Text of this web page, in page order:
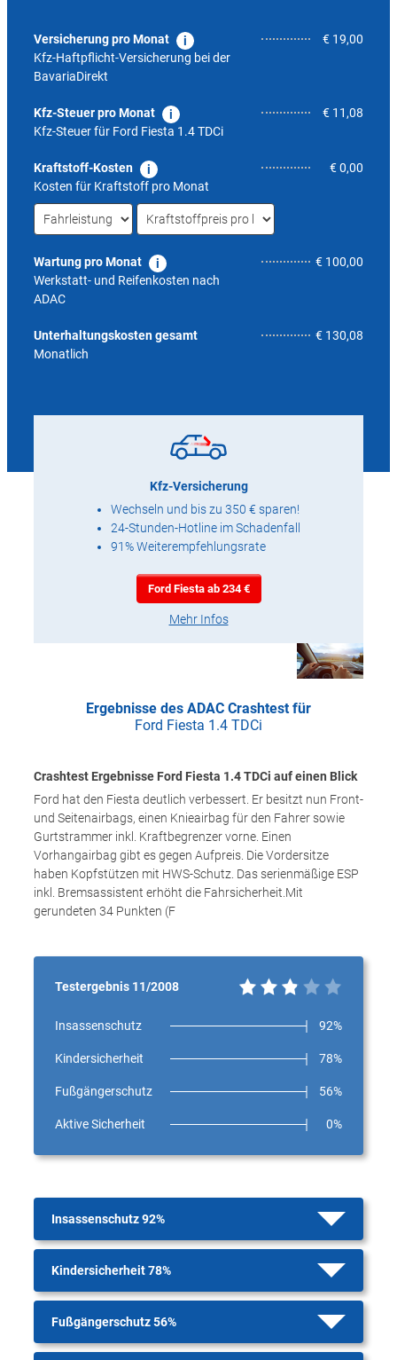
Versicherung pro Monat
Kfz-Haftpflicht-Versicherung bei der
BavariaDirekt
€ 19,00
Kfz-Steuer pro Monat
Kfz-Steuer für Ford Fiesta 1.4 TDCi
€ 11,08
Kraftstoff-Kosten
Kosten für Kraftstoff pro Monat
€ 0,00
Wartung pro Monat
Werkstatt- und Reifenkosten nach
ADAC
€ 100,00
Unterhaltungskosten gesamt
Monatlich
€ 130,08
Kfz-Versicherung
Wechseln und bis zu 350 € sparen!
24-Stunden-Hotline im Schadenfall
91% Weiterempfehlungsrate
Ford Fiesta ab 234 €
Mehr Infos
Ergebnisse des ADAC Crashtest für
Ford Fiesta 1.4 TDCi
Crashtest Ergebnisse Ford Fiesta 1.4 TDCi auf einen Blick
Ford hat den Fiesta deutlich verbessert. Er besitzt nun Front-
und Seitenairbags, einen Knieairbag für den Fahrer sowie
Gurtstrammer inkl. Kraftbegrenzer vorne. Einen
Vorhangairbag gibt es gegen Aufpreis. Die Vordersitze
haben Kopfstützen mit HWS-Schutz. Das serienmäßige ESP
inkl. Bremsassistent erhöht die Fahrsicherheit.Mit
gerundeten 34 Punkten (F
Testergebnis 11/2008
Insassenschutz 92%
Kindersicherheit 78%
Fußgängerschutz 56%
Aktive Sicherheit 0%
Insassenschutz 92%
Kindersicherheit 78%
Fußgängerschutz 56%